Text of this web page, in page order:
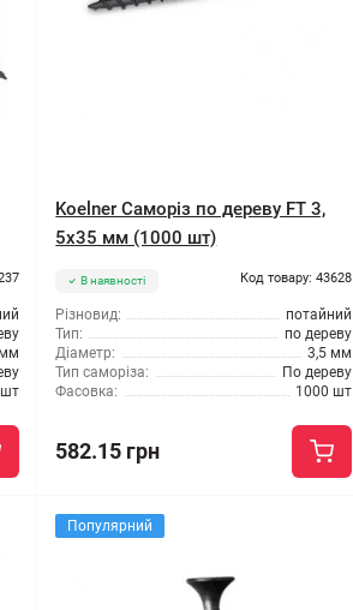
Koelner Саморіз по дереву FT 3,
5x35 мм (1000 шт)
В наявності Код товару: 43628
Різновид:
потайний
Тип:
по дереву
Діаметр:
3,5 мм
Тип саморіза:
По дереву
Фасовка:
1000 шт
582.15 грн
Популярний